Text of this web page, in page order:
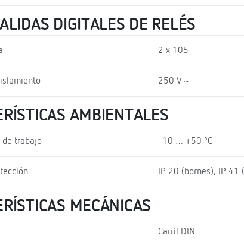
DIGITALES DE RELÉS
2 x 105
250 V ~
AMBIENTALES
de trabajo -10 … +50 ºC
IP 20 (bornes), IP 41
MECÁNICAS
Carril DIN